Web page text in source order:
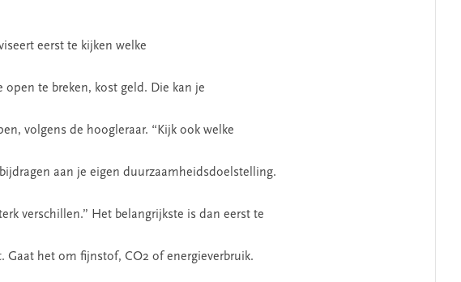
eerst te kijken welke
te breken, kost geld. Die kan je
volgens de hoogleraar. “Kijk ook welke
aan je eigen duurzaamheidsdoelstelling.
verschillen.” Het belangrijkste is dan eerst te
Gaat het om fijnstof, CO2 of energieverbruik.